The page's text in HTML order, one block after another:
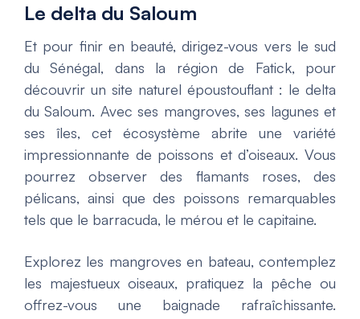
Le delta du Saloum
Et pour finir en beauté, dirigez-vous vers le sud
du Sénégal, dans la région de Fatick, pour
découvrir un site naturel époustouflant : le delta
du Saloum. Avec ses mangroves, ses lagunes et
ses îles, cet écosystème abrite une variété
impressionnante de poissons et d’oiseaux. Vous
pourrez observer des flamants roses, des
pélicans, ainsi que des poissons remarquables
tels que le barracuda, le mérou et le capitaine.
Explorez les mangroves en bateau, contemplez
les majestueux oiseaux, pratiquez la pêche ou
offrez-vous une baignade rafraîchissante.